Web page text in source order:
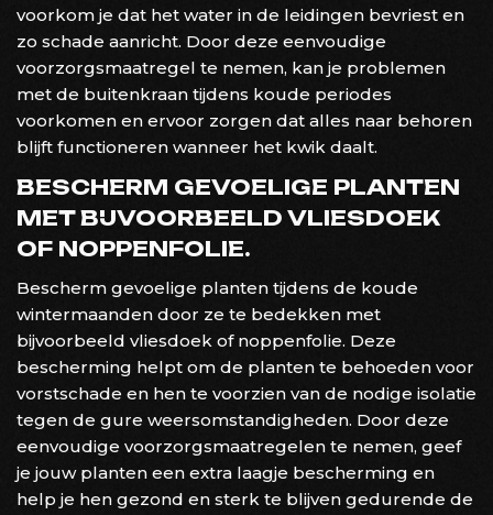
voorkom je dat het water in de leidingen bevriest en
zo schade aanricht. Door deze eenvoudige
voorzorgsmaatregel te nemen, kan je problemen
met de buitenkraan tijdens koude periodes
voorkomen en ervoor zorgen dat alles naar behoren
blijft functioneren wanneer het kwik daalt.
BESCHERM GEVOELIGE PLANTEN
MET BIJVOORBEELD VLIESDOEK
OF NOPPENFOLIE.
Bescherm gevoelige planten tijdens de koude
wintermaanden door ze te bedekken met
bijvoorbeeld vliesdoek of noppenfolie. Deze
bescherming helpt om de planten te behoeden voor
vorstschade en hen te voorzien van de nodige isolatie
tegen de gure weersomstandigheden. Door deze
eenvoudige voorzorgsmaatregelen te nemen, geef
je jouw planten een extra laagje bescherming en
help je hen gezond en sterk te blijven gedurende de